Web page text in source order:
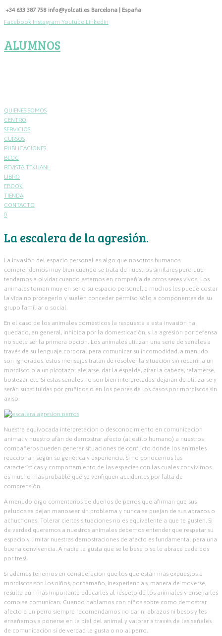
Skip
content
+34 633 387 758 info@yolcati.es Barcelona | España
Facebook Instagram Youtube Linkedin
ALUMNOS
QUIENES SOMOS
CENTRO
SERVICIOS
CURSOS
PUBLICACIONES
BLOG
REVISTA TEKUANI
LIBRO
EBOOK
TIENDA
CONTACTO
0
La escalera de la agresión.
La invasión del espacio personal es algo que nosotros humanos
comprendemos muy bien cuando se trata de nuestros similares pero que
tendemos a olvidar cuando estamos en compañía de otros seres vivos. Los
animales toman muy en serio su espacio personal, a muchos les puede costar
la vida no protegerlo y suelen conceder permiso sólo a componentes de su
grupo familiar o social.
En el caso de los animales domésticos la respuesta a esta invasión ha
quedado, en general, inhibida por la domesticación, y la agresión por defensa
no suele ser la primera opción. Los animales utilizan una serie de señales a
través de su lenguaje corporal para comunicar su incomodidad, a menudo
son ignorados, estos mensajes tratan de resolver la situación sin recurrir a un
mordisco o a un picotazo: alejarse, dar la espalda, girar la cabeza, relamerse,
bostezar, etc. Si estas señales no son bien interpretadas, dejarán de utilizarse y
serán substituidas por gruñidos o en los peores de los casos por mordiscos sin
aviso.
Nuestra equivocada interpretación o desconocimiento en comunicación
animal y nuestro afán de demostrar afecto (al estilo humano) a nuestros
compañeros pueden generar situaciones de conflicto donde los animales
reaccionan según su genética y experiencia. Si no conocemos las
características y comportamiento de las especies con las cuales convivimos
es mucho más probable que se verifiquen accidentes por falta de
comprensión.
A menudo oigo comentarios de dueños de perros que afirman que sus
peludos se dejan manosear sin problema y nunca se quejan de sus abrazos o
achuchones. Tolerar ciertas situaciones no es equivalente a que te gusten. Si
de verdad queremos a nuestros animales debemos entender que respetar su
espacio y limitar nuestras demostraciones de afecto es fundamental para una
buena convivencia. A nadie le gusta que se le bese o se le abrace cada dos
por tres!
Si además tenemos en consideración que los que están más expuestos a
mordiscos son los niños, por tamaño, inexperiencia y manera de moverse,
resulta aún más importante educarles al respeto de los animales y enseñarles
como se comunican. Cuando hablamos con niños sobre como demostrar
afecto a un perro siempre recomendamos no dar ni abrazos ni besos y les
enseñamos a ponerse en la piel del animal y valorar a través de las señales
de comunicación si de verdad le gusta o no al perro.